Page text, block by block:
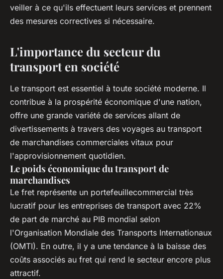
veiller à ce qu'ils effectuent leurs services et prennent
des mesures correctives si nécessaire.
L'importance du secteur du
transport en société
Le transport est essentiel à toute société moderne. Il
contribue à la prospérité économique d'une nation,
offre une grande variété de services allant de
divertissements à travers des voyages au transport
de marchandises commerciales vitaux pour
l'approvisionnement quotidien.
Le poids économique du transport de
marchandises
Le fret représente un portefeuillecommercial très
lucratif pour les entreprises de transport avec 22%
de part de marché au PIB mondial selon
l'Organisation Mondiale des Transports Internationaux
(OMTI). En outre, il y a une tendance à la baisse des
coûts associés au fret qui rend le secteur encore plus
attractif.